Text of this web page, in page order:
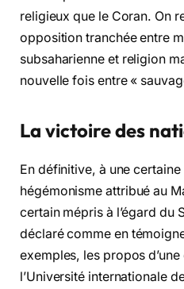
religieux que le Coran. On
opposition tranchée entre
subsaharienne et religion
nouvelle fois entre «
La victoire des
En définitive, à une
hégémonisme attribué au
certain mépris à l’égard du
déclaré comme en
exemples, les propos
l’Université internationale